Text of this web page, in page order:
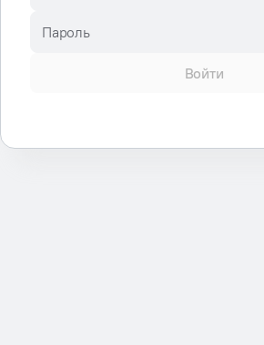
Пароль
Войти